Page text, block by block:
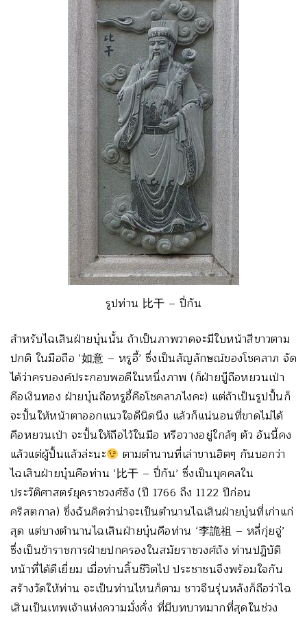
รูปท่าน 比干 – ปี่กัน
สำหรับไฉเสินฝ่ายบุ๋นนั้น ถ้าเป็นภาพวาดจะมีใบหน้าสีขาวตาม
ปกติ ในมือถือ ‘如意 – หรูอี้’ ซึ่งเป็นสัญลักษณ์ของโชคลาภ จัด
ได้ว่าครบองค์ประกอบพอดีในหนึ่งภาพ (ก็ฝ่ายบู๊ถือหยวนเป่า
คือเงินทอง ฝ่ายบุ๋นถือหรูอี้คือโชคลาภไงคะ) แต่ถ้าเป็นรูปปั้นก็
จะปั้นให้หน้าตาออกแนวใจดีนิดนึง แล้วก็แน่นอนที่ขาดไม่ได้
คือหยวนเป่า จะปั้นให้ถือไว้ในมือ หรือวางอยู่ใกล้ๆ ตัว อันนี้คง
แล้วแต่ผู้ปั้นแล้วล่ะนะ
ตามตำนานที่เล่าขานฮิตๆ กันบอกว่า
ไฉเสินฝ่ายบุ๋นคือท่าน ‘比干 – ปี่กัน’ ซึ่งเป็นบุคคลใน
ประวัติศาสตร์ยุคราชวงศ์ซัง (ปี 1766 ถึง 1122 ปีก่อน
คริสตกาล) ซึ่งฉันคิดว่าน่าจะเป็นตำนานไฉเสินฝ่ายบุ๋นที่เก่าแก่
สุด แต่บางตำนานไฉเสินฝ่ายบุ๋นคือท่าน ‘李詭祖 – หลี่กุ่ยจู่’
ซึ่งเป็นข้าราชการฝ่ายปกครองในสมัยราชวงศ์ถัง ท่านปฏิบัติ
หน้าที่ได้ดีเยี่ยม เมื่อท่านสิ้นชีวิตไป ประชาชนจึงพร้อมใจกัน
สร้างวัดให้ท่าน จะเป็นท่านไหนก็ตาม ชาวจีนรุ่นหลังก็ถือว่าไฉ
เสินเป็นเทพเจ้าแห่งความมั่งคั่ง ที่มีบทบาทมากที่สุดในช่วง